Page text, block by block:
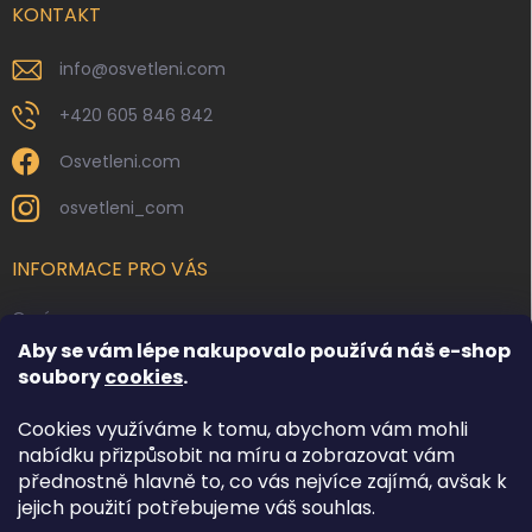
Aby se vám lépe nakupovalo používá náš e-shop
souborycookies.
Cookies využíváme k tomu, abychom vám mohli
nabídku přizpůsobit na míru a zobrazovat vám
přednostně hlavně to, co vás nejvíce zajímá, avšak k
jejich použití potřebujeme váš souhlas.
KONTAKT
info@osvetleni.com
+420 605 846 842
Osvetleni.com
osvetleni_com
INFORMACE PRO VÁS
O nás
Kontakty
Obchodní podmínky
Podmínky ochrany osobních údajů
Reklamace zboží
Doprava a platba